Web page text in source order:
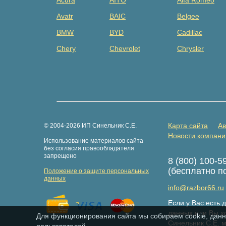
Avatr
BAIC Belgee
BMW
BYD Cadillac
Chery
Chevrolet Chrysler
Great Wall
Haima Haval
Hongqi
Hummer
Isuzu
JAC
Jaguar
Kaiyi
Knewstar
LDV
Lexus
© 2004-2026 ИП Синельник С.Е.
Использование материалов сайта
без согласия правообладателя
запрещено
Положение о защите персональных
данных
Карта сайта
Новости
8 (800) 100-
(бесплатно
info@razbor66.ru
Если у Вас есть
данных или Вы
Синельник С.Е.
Для функционирования сайта мы собираем cookie,